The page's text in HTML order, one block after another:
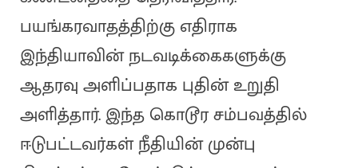
பயங்கரவாதத்திற்கு எதிராக
இந்தியாவின் நடவடிக்கைகளுக்கு
ஆதரவு அளிப்பதாக புதின் உறுதி
அளித்தார். இந்த கொடூர சம்பவத்தில்
ஈடுபட்டவர்கள் நீதியின் முன்பு